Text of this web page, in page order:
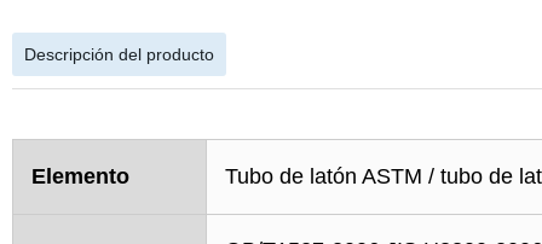
Descripción del producto
Elemento Tubo de latón ASTM / tubo de